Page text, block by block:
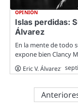
OPINIÓN
Islas perdidas:
Álvarez
En la mente de todo
expone bien Clancy
Eric V. Álvarez
Paginación